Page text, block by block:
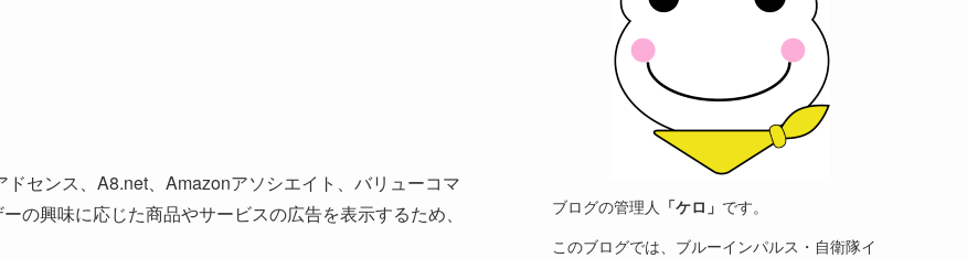
センス、A8.net、Amazonアソシエイト、バリューコマ
の興味に応じた商品やサービスの広告を表示するため、
ブログの管理人 「ケロ」 です。
このブログでは、ブルーインパルス・自衛隊イ